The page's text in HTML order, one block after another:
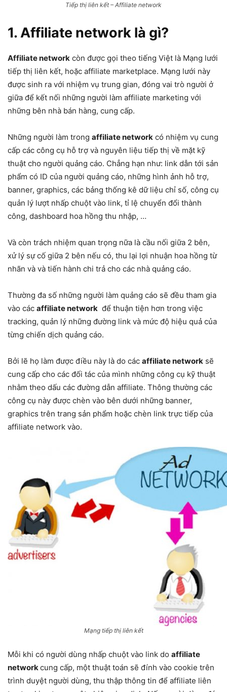
Tiếp thị liên kết – Affiliate network
1. Affiliate network là gì?
Affiliate network còn được gọi theo tiếng Việt là Mạng lưới
tiếp thị liên kết, hoặc affiliate marketplace. Mạng lưới này
được sinh ra với nhiệm vụ trung gian, đóng vai trò người ở
giữa để kết nối những người làm affiliate marketing với
những bên nhà bán hàng, cung cấp.
Những người làm trong affiliate network có nhiệm vụ cung
cấp các công cụ hỗ trợ và nguyên liệu tiếp thị về mặt kỹ
thuật cho người quảng cáo. Chẳng hạn như: link dẫn tới sản
phẩm có ID của người quảng cáo, những hình ảnh hỗ trợ,
banner, graphics, các bảng thống kê dữ liệu chỉ số, công cụ
quản lý lượt nhấp chuột vào link, tỉ lệ chuyển đổi thành
công, dashboard hoa hồng thu nhập, …
Và còn trách nhiệm quan trọng nữa là cầu nối giữa 2 bên,
xử lý sự cố giữa 2 bên nếu có, thu lại lợi nhuận hoa hồng từ
nhãn và và tiến hành chi trả cho các nhà quảng cáo.
Thường đa số những người làm quảng cáo sẽ đều tham gia
vào các affiliate network để thuận tiện hơn trong việc
tracking, quản lý những đường link và mức độ hiệu quả của
từng chiến dịch quảng cáo.
Bởi lẽ họ làm được điều này là do các affiliate network sẽ
cung cấp cho các đối tác của mình những công cụ kỹ thuật
nhằm theo dấu các đường dẫn affiliate. Thông thường các
công cụ này được chèn vào bên dưới những banner,
graphics trên trang sản phẩm hoặc chèn link trực tiếp của
affiliate network vào.
Mạng tiếp thị liên kết
Mỗi khi có người dùng nhấp chuột vào link do affiliate
networkcung cấp, một thuật toán sẽ đính vào cookie trên
trình duyệt người dùng, thu thập thông tin để affiliate liên